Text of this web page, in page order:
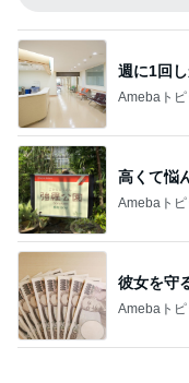
週に1回
Amebaトピ
高くて悩
Amebaトピ
彼女を守
Amebaトピ